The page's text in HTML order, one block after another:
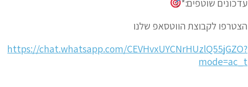
עדכונים שוטפים:*
הצטרפו לקבוצת הווטסאפ שלנו
https://chat.whatsapp.com/CEVHvxUYCNrHUzlQ55jGZO?
mode=ac_t